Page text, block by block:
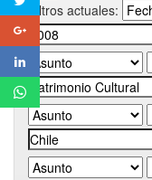
Filtros actuales: